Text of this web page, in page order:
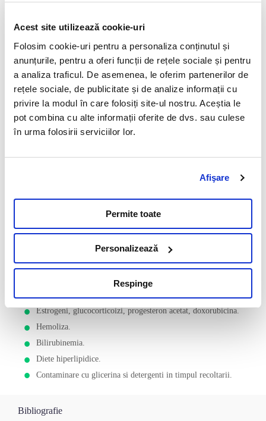
Acest site utilizează cookie-uri
Folosim cookie-uri pentru a personaliza conținutul și
anunțurile, pentru a oferi funcții de rețele sociale și pentru
a analiza traficul. De asemenea, le oferim partenerilor de
rețele sociale, de publicitate și de analize informații cu
privire la modul în care folosiți site-ul nostru. Aceștia le
pot combina cu alte informații oferite de dvs. sau culese
în urma folosirii serviciilor lor.
Afişare
Permite toate
Personalizează
Respinge
Principalele indicatii ale testarii
Screeningul endocrinopatiilor, inclusiv a diabetului zaharat,
hipotiroidismului si hiperadrenocorticismului.
Lipemia persistenta.
Pregatiri speciale pentru recoltare
Se recomanda centrifugarea sangelui dupa exprimarea
coagulului (30-60 min de la recoltare) si separarea serului de
celule intr-un recipient simplu, fara aditivi.
Interferente
L-asparginaza, heparina.
Estrogeni, glucocorticoizi, progesteron acetat, doxorubicina.
Hemoliza.
Bilirubinemia.
Diete hiperlipidice.
Contaminare cu glicerina si detergenti in timpul recoltarii.
Bibliografie